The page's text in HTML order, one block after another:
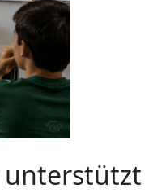
unterstützt